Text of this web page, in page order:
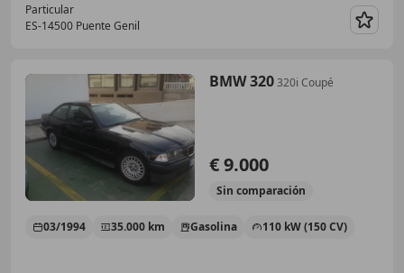
Particular
ES-14500 Puente Genil
BMW 320320i Coupé
€ 9.000
Sin comparación
03/1994 35.000 km Gasolina 110 kW (150 CV)